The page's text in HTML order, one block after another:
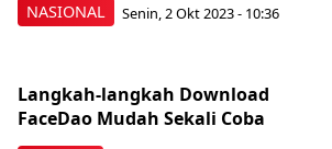
NASIONAL Senin, 2 Okt 2023 - 10:36
Langkah-langkah Download
FaceDao Mudah Sekali Coba